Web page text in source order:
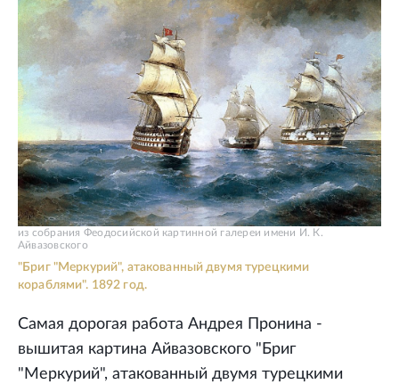
"Бриг "Меркурий", атакованный двумя турецкими
кораблями". 1892 год.
из собрания Феодосийской картинной галереи имени И. К.
Айвазовского
Самая дорогая работа Андрея Пронина -
вышитая картина Айвазовского "Бриг
"Меркурий", атакованный двумя турецкими